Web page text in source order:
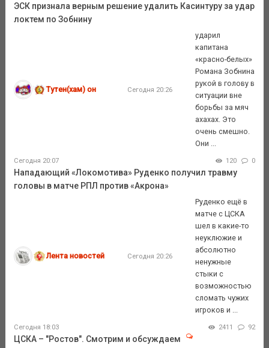
ЭСК признала верным решение удалить Касинтуру за удар
локтем по Зобнину
Тутен(хам) он Сегодня 20:26
ударил
капитана
«красно-белых»
Романа Зобнина
рукой в голову в
ситуации вне
борьбы за мяч
ахахах. Это
очень смешно.
Они ...
Сегодня 20:07 120 0
Нападающий «Локомотива» Руденко получил травму
головы в матче РПЛ против «Акрона»
Лента новостей Сегодня 20:26
Руденко ещё в
матче с ЦСКА
шел в какие-то
неуклюжие и
абсолютно
ненужные
стыки с
возможностью
сломать чужих
игроков и ...
Сегодня 18:03 2411 92
ЦСКА – "Ростов". Смотрим и обсуждаем